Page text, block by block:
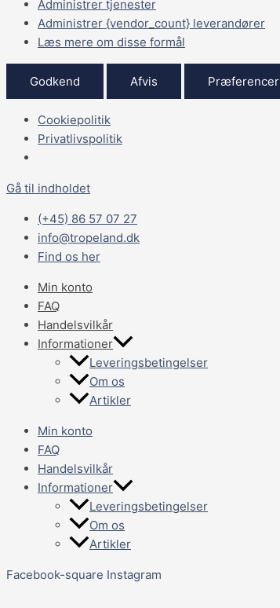
Administrer tjenester
Administrer {vendor_count} leverandører
Læs mere om disse formål
Godkend Afvis Præferencer
Cookiepolitik
Privatlivspolitik
Gå til indholdet
(+45) 86 57 07 27
info@tropeland.dk
Find os her
Min konto
FAQ
Handelsvilkår
Informationer
Leveringsbetingelser
Om os
Artikler
Min konto
FAQ
Handelsvilkår
Informationer
Leveringsbetingelser
Om os
Artikler
Facebook-square Instagram